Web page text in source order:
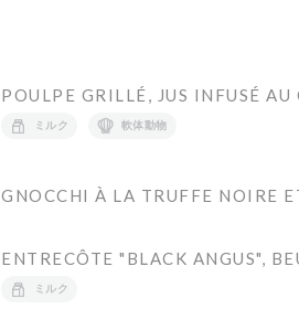
POULPE GRILLÉ, JUS INFUSÉ AU
ミルク 軟体動物
GNOCCHI À LA TRUFFE NOIRE
ENTRECÔTE "BLACK ANGUS",
ミルク